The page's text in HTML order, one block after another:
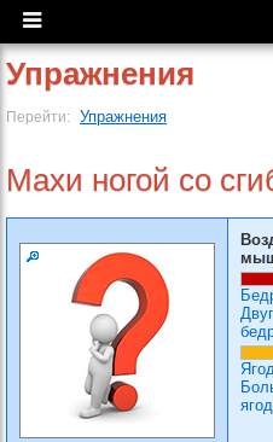
Упражнения
Перейти: Упражнения
Махи ногой со